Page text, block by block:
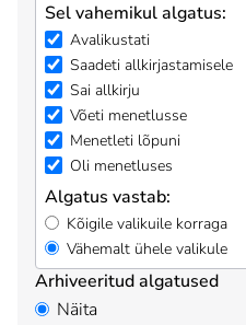
Sel vahemikul algatus:
Avalikustati
Saadeti allkirjastamisele
Sai allkirju
Võeti menetlusse
Menetleti lõpuni
Oli menetluses
Algatus vastab:
Kõigile valikuile korraga
Vähemalt ühele valikule
Arhiveeritud algatused
Näita